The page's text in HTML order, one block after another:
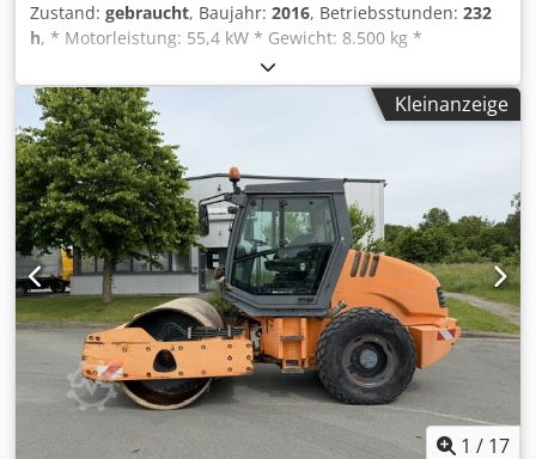
Zustand: gebraucht, Baujahr: 2016, Betriebsstunden: 232
h, * Motorleistung: 55,4 kW * Gewicht: 8.500 kg *
Betriebsstd: 216 std. * Modell: CA1500D -----Interne
Fahrzeugnummer: 10613----Irrtümer & Zwischenverkauf
vorbehalten. WhatsApp-Support verfügbar! Bei Fragen
zum Fahrzeug oder für weitere Infos schreiben Sie uns
gerne bequem per WhatsApp Cedpovyx Eyefx Agueha
Whatsapp Deutsch, Englisch -- Whatsapp Deutsch,
Englisch, Arabisch
Kleinanzeige
1 / 17